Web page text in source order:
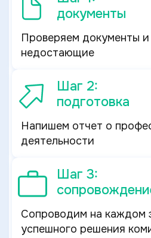
документы
Проверяем документы
недостающие
Шаг 2:
подготовка
Напишем отчет о
деятельности
Шаг 3:
Сопроводим на каждом
успешного решения